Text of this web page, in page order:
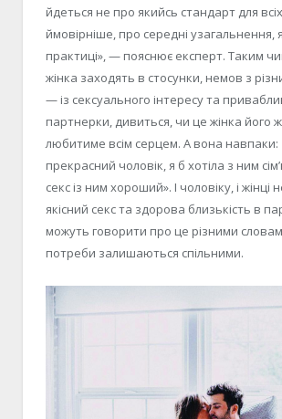
йдеться не про якийсь стандарт для
ймовірніше, про середні узагальнення,
практиці», — пояснює експерт. Таким
жінка заходять в стосунки, немов з
— із сексуального інтересу та
партнерки, дивиться, чи це жінка його
любитиме всім серцем. А вона навпаки:
прекрасний чоловік, я б хотіла з ним
секс із ним хороший». І чоловіку, і жінці
якісний секс та здорова близькість в
можуть говорити про це різними
потреби залишаються спільними.